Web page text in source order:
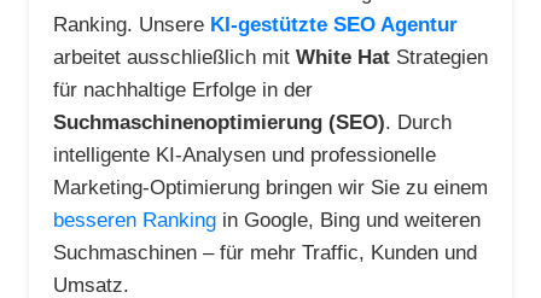
Ranking. Unsere KI-gestützte SEO Agentur
arbeitet ausschließlich mit White Hat Strategien
für nachhaltige Erfolge in der
Suchmaschinenoptimierung (SEO). Durch
intelligente KI-Analysen und professionelle
Marketing-Optimierung bringen wir Sie zu einem
besseren Ranking in Google, Bing und weiteren
Suchmaschinen – für mehr Traffic, Kunden und
Umsatz.